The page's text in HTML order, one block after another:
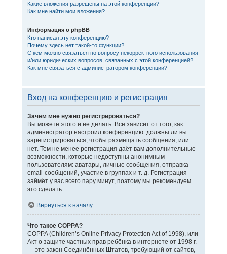
Какие вложения разрешены на этой конференции?
Как мне найти мои вложения?
Информация о phpBB
Кто написал эту конференцию?
Почему здесь нет такой-то функции?
С кем можно связаться по вопросу некорректного использования
и/или юридических вопросов, связанных с этой конференцией?
Как мне связаться с администратором конференции?
Вход на конференцию и регистрация
Зачем мне нужно регистрироваться?
Вы можете этого и не делать. Всё зависит от того, как
администратор настроил конференцию: должны ли вы
зарегистрироваться, чтобы размещать сообщения, или
нет. Тем не менее регистрация даёт вам дополнительные
возможности, которые недоступны анонимным
пользователям: аватары, личные сообщения, отправка
email-сообщений, участие в группах и т. д. Регистрация
займёт у вас всего пару минут, поэтому мы рекомендуем
это сделать.
Вернуться к началу
Что такое COPPA?
COPPA (Children’s Online Privacy Protection Act of 1998), или
Акт о защите частных прав ребёнка в интернете от 1998 г.
— это закон Соединённых Штатов, требующий от сайтов,